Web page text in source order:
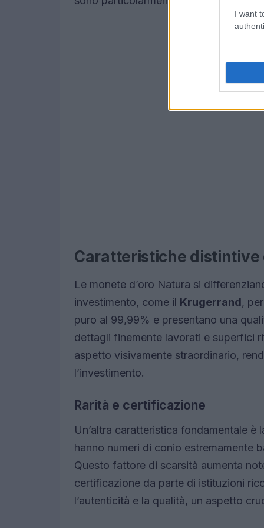
I want
Caratteristiche distintive
Le monete d’oro Natura si
investimento, come il Krugerrand,
puro al 99,99% e presentano una
dettagli finemente lavorati e superfici
aspetto visivamente straordinario,
l’investimento.
Rarità e certificazione
Un’altra caratteristica fondamentale
hanno numeri di conio estremamente
Questo fattore di scarsità aumenta
certificazione da parte di istituzioni
l’autenticità e la qualità, un aspetto